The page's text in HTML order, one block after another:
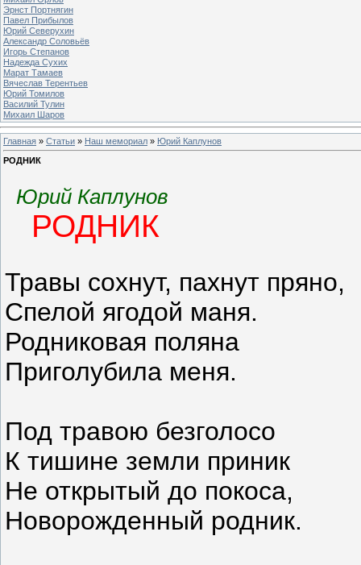
Эрнст Портнягин
Павел Прибылов
Юрий Северухин
Александр Соловьёв
Игорь Степанов
Надежда Сухих
Марат Тамаев
Вячеслав Терентьев
Юрий Томилов
Василий Тулин
Михаил Шаров
Главная » Статьи » Наш мемориал » Юрий Каплунов
РОДНИК
Юрий Каплунов
РОДНИК
Травы сохнут, пахнут пряно,
Спелой ягодой маня.
Родниковая поляна
Приголубила меня.
Под травою безголосо
К тишине земли приник
Не открытый до покоса,
Новорожденный родник.